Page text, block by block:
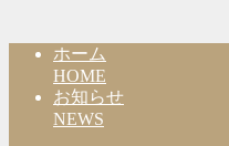
ホーム
HOME
お知らせ
NEWS